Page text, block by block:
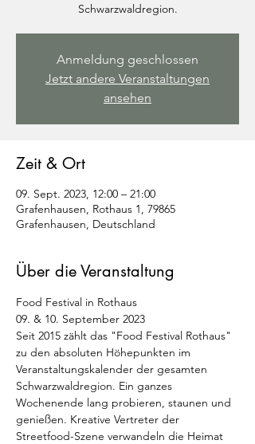
Schwarzwaldregion.
Anmeldung geschlossen
Jetzt andere Veranstaltungen
ansehen
Zeit & Ort
09. Sept. 2023, 12:00 – 21:00
Grafenhausen, Rothaus 1, 79865
Grafenhausen, Deutschland
Über die Veranstaltung
Food Festival in Rothaus
09. & 10. September 2023
Seit 2015 zählt das "Food Festival Rothaus"
zu den absoluten Höhepunkten im
Veranstaltungskalender der gesamten
Schwarzwaldregion. Ein ganzes
Wochenende lang probieren, staunen und
genießen. Kreative Vertreter der
Streetfood-Szene verwandeln die Heimat